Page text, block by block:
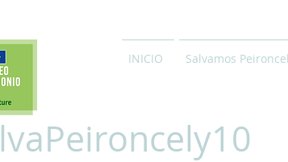
INICIO Salvamos